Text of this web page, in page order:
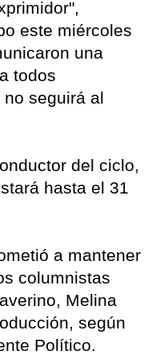
este miércoles
una
todos
seguirá al
del ciclo,
hasta el 31
a mantener
columnistas
Melina
según
Político.